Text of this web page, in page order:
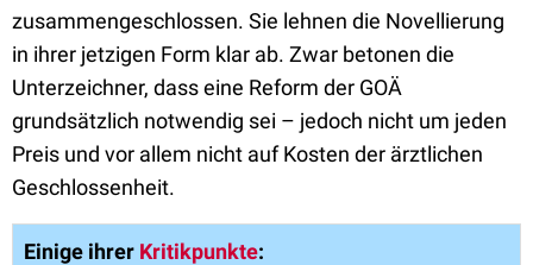
zusammengeschlossen. Sie lehnen die Novellierung
in ihrer jetzigen Form klar ab. Zwar betonen die
Unterzeichner, dass eine Reform der GOÄ
grundsätzlich notwendig sei – jedoch nicht um jeden
Preis und vor allem nicht auf Kosten der ärztlichen
Geschlossenheit.
Einige ihrer Kritikpunkte: